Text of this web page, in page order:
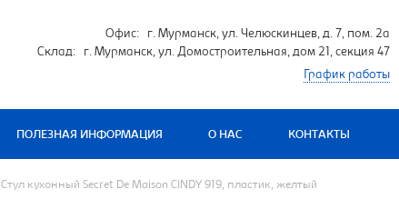
Офис: г. Мурманск, ул. Челюскинцев, д. 7, пом. 2а
Склад: г. Мурманск, ул. Домостроительная, дом 21, секция 47
График работы
ПОЛЕЗНАЯ ИНФОРМАЦИЯ О НАС КОНТАКТЫ
Стул кухонный Secret De Maison CINDY 919, пластик, желтый